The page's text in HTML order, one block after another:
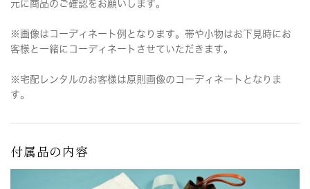
元に商品のご確認をお願いします。
※画像はコーディネート例となります。帯や小物はお下見時にお
客様と一緒にコーディネートさせていただきます。
※宅配レンタルのお客様は原則画像のコーディネートとなりま
す。
付属品の内容